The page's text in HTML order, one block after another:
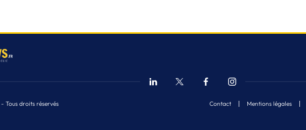
Tous droits réservés Contact Mentions légales